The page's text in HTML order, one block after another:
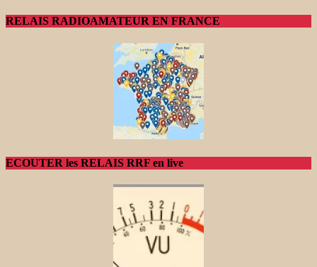
RELAIS RADIOAMATEUR EN FRANCE
ECOUTER les RELAIS RRF en live